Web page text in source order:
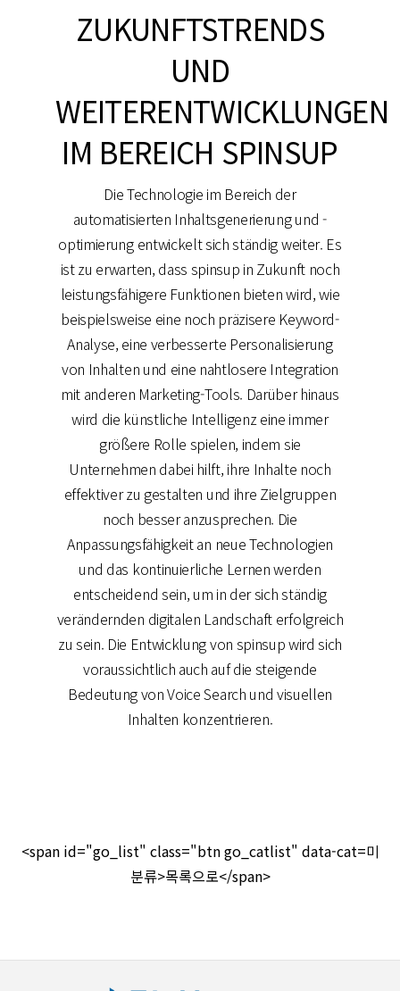
ZUKUNFTSTRENDS
UND
WEITERENTWICKLUNGEN
IM BEREICH SPINSUP
Die Technologie im Bereich der
automatisierten Inhaltsgenerierung und -
optimierung entwickelt sich ständig weiter. Es
ist zu erwarten, dass spinsup in Zukunft noch
leistungsfähigere Funktionen bieten wird, wie
beispielsweise eine noch präzisere Keyword-
Analyse, eine verbesserte Personalisierung
von Inhalten und eine nahtlosere Integration
mit anderen Marketing-Tools. Darüber hinaus
wird die künstliche Intelligenz eine immer
größere Rolle spielen, indem sie
Unternehmen dabei hilft, ihre Inhalte noch
effektiver zu gestalten und ihre Zielgruppen
noch besser anzusprechen. Die
Anpassungsfähigkeit an neue Technologien
und das kontinuierliche Lernen werden
entscheidend sein, um in der sich ständig
verändernden digitalen Landschaft erfolgreich
zu sein. Die Entwicklung von spinsup wird sich
voraussichtlich auch auf die steigende
Bedeutung von Voice Search und visuellen
Inhalten konzentrieren.
<span id="go_list" class="btn go_catlist" data-cat=미
분류>목록으로</span>